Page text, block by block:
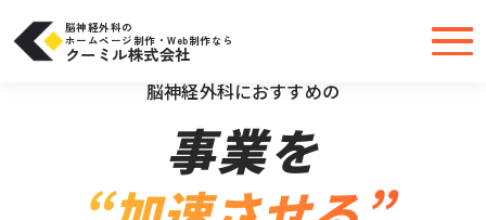
脳神経外科の
ホームページ制作・Web制作なら
クーミル株式会社
＼大手・中小問わず実績豊富だから安心／
脳神経外科におすすめの
事業を